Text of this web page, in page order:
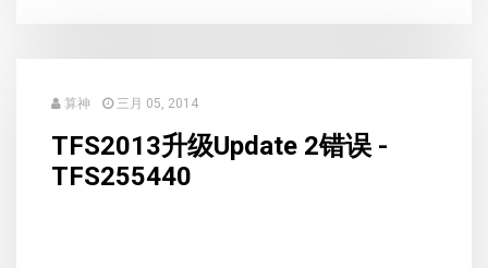
算神 三月 05, 2014
TFS2013升级Update 2错误 -
TFS255440